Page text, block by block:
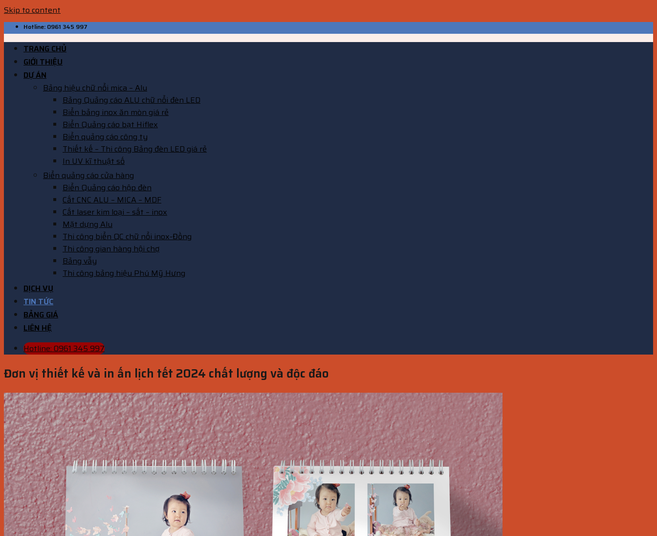
Skip to content
Hotline: 0961 345 997
TRANG CHỦ
GIỚI THIỆU
DỰ ÁN
Bảng hiệu chữ nổi mica – Alu
Bảng Quảng cáo ALU chữ nổi đèn LED
Biển bảng inox ăn mòn giá rẻ
Biển Quảng cáo bạt Hiflex
Biển quảng cáo công ty
Thiết kế – Thi công Bảng đèn LED giá rẻ
In UV kĩ thuật số
Biển quảng cáo cửa hàng
Biển Quảng cáo hộp đèn
Cắt CNC ALU – MICA – MDF
Cắt laser kim loại – sắt – inox
Mặt dựng Alu
Thi công biển QC chữ nổi inox-Đồng
Thi công gian hàng hội chợ
Bảng vẫy
Thi công bảng hiệu Phú Mỹ Hưng
DỊCH VỤ
TIN TỨC
BẢNG GIÁ
LIÊN HỆ
Hotline: 0961 345 997
Đơn vị thiết kế và in ấn lịch tết 2024 chất lượng và độc đáo